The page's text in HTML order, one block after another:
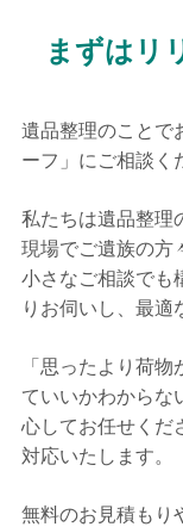
まずはリ
遺品整理のことで
ーフ」にご相談く
私たちは遺品整理
現場でご遺族の方
小さなご相談でも
りお伺いし、最適
「思ったより荷
ていいかわからな
心してお任せくだ
対応いたします。
無料のお見積もり